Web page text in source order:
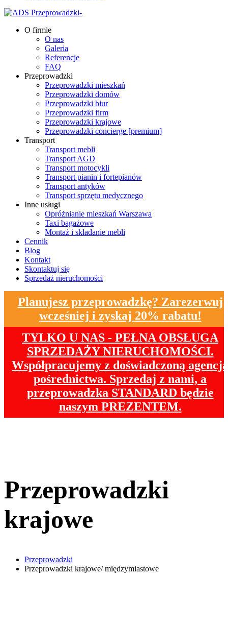
O firmie
O nas
Galeria
Referencje
FAQ
Przeprowadzki
Przeprowadzki mieszkań
Przeprowadzki domów
Przeprowadzki biur
Przeprowadzki firm
Przeprowadzki krajowe
Przeprowadzki concierge [premium]
Transport
Transport mebli
Transport AGD
Transport motocykli
Transport pianin i fortepianów
Transport antyków
Transport sprzętu medycznego
Inne usługi
Opróżnianie mieszkań Warszawa
Taxi bagażowe
Montaż i składanie mebli
Cennik
Blog
Kontakt
Skontaktuj się
Sprzedaż nieruchomości
Planujesz przeprowadzkę? Zarezerwuj
wcześniej i zyskaj 20% rabatu!
TYLKO U NAS - PEŁNA OBSŁUGA
SPRZEDAŻY NIERUCHOMOŚCI.
Współpracujemy z doświadczoną agencją
pośrednictwa. Sprzedaj z nami, a
przeprowadzka STANDARD będzie
naszym PREZENTEM.
Przeprowadzki
krajowe
Przeprowadzki
Przeprowadzki krajowe/ międzymiastowe